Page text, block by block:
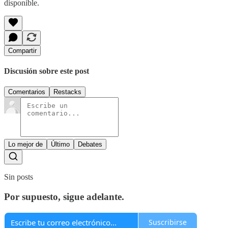
disponible.
Compartir
Discusión sobre este post
Comentarios Restacks
Lo mejor de Último Debates
Sin posts
Por supuesto, sigue adelante.
Suscribirse